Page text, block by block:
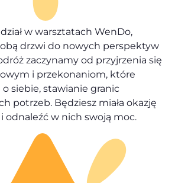
w warsztatach WenDo,
drzwi do nowych perspektyw
zaczynamy od przyjrzenia się
i przekonaniom, które
siebie, stawianie granic
potrzeb. Będziesz miała okazję
odnaleźć w nich swoją moc.